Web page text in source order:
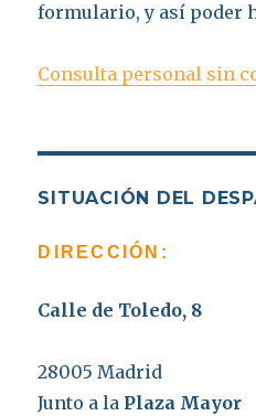
formulario, y así poder
Consulta personal sin
SITUACIÓN DEL
DIRECCIÓN:
Calle de Toledo, 8
28005 Madrid
Junto a la Plaza Mayor